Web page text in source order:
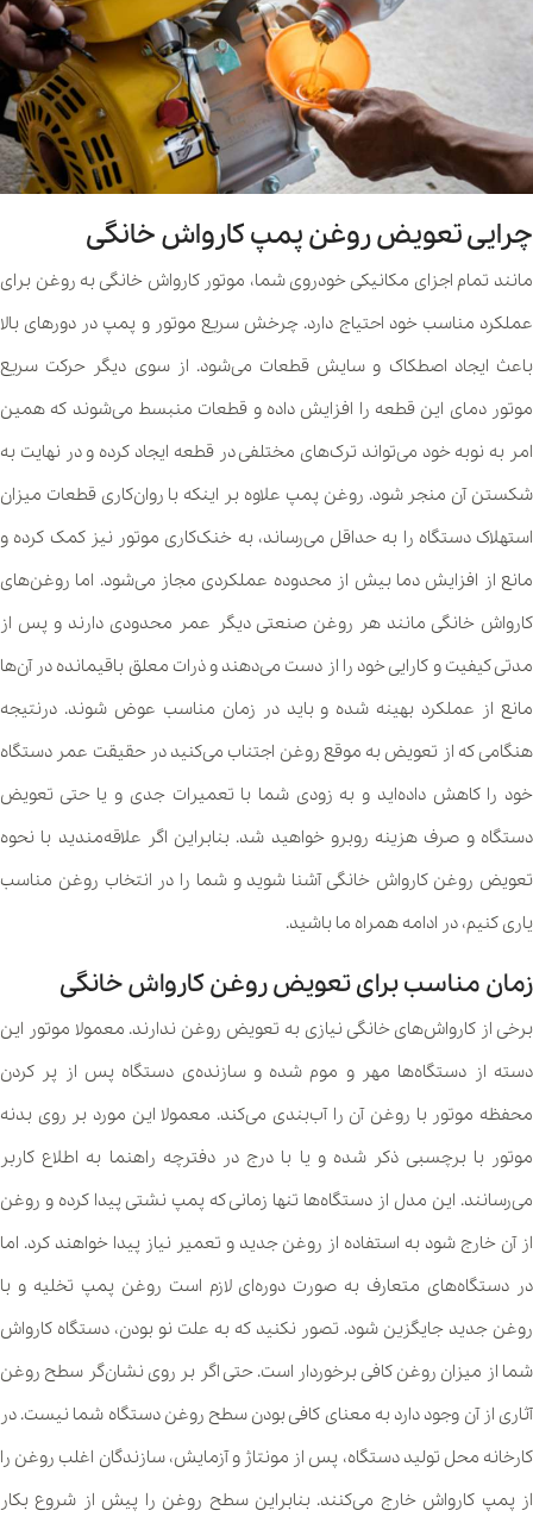
چرایی تعویض روغن پمپ کارواش خانگی
مانند تمام اجزای مکانیکی خودروی شما، موتور کارواش خانگی به روغن برای
عملکرد مناسب خود احتیاج دارد. چرخش سریع موتور و پمپ در دورهای بالا
باعث ایجاد اصطکاک و سایش قطعات می‌شود. از سوی دیگر حرکت سریع
موتور دمای این قطعه را افزایش داده و قطعات منبسط می‌شوند که همین
امر به نوبه خود می‌تواند ترک‌های مختلفی در قطعه ایجاد کرده و در نهایت به
شکستن آن منجر شود. روغن پمپ علاوه بر اینکه با روان‌کاری قطعات میزان
استهلاک دستگاه را به حداقل می‌رساند، به خنک‌کاری موتور نیز کمک کرده و
مانع از افزایش دما بیش از محدوده عملکردی مجاز می‌شود. اما روغن‌های
کارواش خانگی مانند هر روغن صنعتی دیگر عمر محدودی دارند و پس از
مدتی کیفیت و کارایی خود را از دست می‌دهند و ذرات معلق باقیمانده در آن‌ها
مانع از عملکرد بهینه شده و باید در زمان مناسب عوض شوند. درنتیجه
هنگامی که از تعویض به موقع روغن اجتناب می‌کنید در حقیقت عمر دستگاه
خود را کاهش داده‌اید و به زودی شما با تعمیرات جدی و یا حتی تعویض
دستگاه و صرف هزینه روبرو خواهید شد. بنابراین اگر علاقه‌مندید با نحوه
تعویض روغن کارواش خانگی آشنا شوید و شما را در انتخاب روغن مناسب
یاری کنیم، در ادامه همراه ما باشید.
زمان مناسب برای تعویض روغن کارواش خانگی
برخی از کارواش‌های خانگی نیازی به تعویض روغن ندارند. معمولا موتور این
دسته از دستگاه‌ها مهر و موم شده و سازنده‌ی دستگاه پس از پر کردن
محفظه موتور با روغن آن را آب‌بندی می‌کند. معمولا این مورد بر روی بدنه
موتور با برچسبی ذکر شده و یا با درج در دفترچه راهنما به اطلاع کاربر
می‌رسانند. این مدل از دستگاه‌ها تنها زمانی که پمپ نشتی پیدا کرده و روغن
از آن خارج شود به استفاده از روغن جدید و تعمیر نیاز پیدا خواهند کرد. اما
در دستگاه‌های متعارف به صورت دوره‌ای لازم است روغن پمپ تخلیه و با
روغن جدید جایگزین شود. تصور نکنید که به علت نو بودن، دستگاه کارواش
شما از میزان روغن کافی برخوردار است. حتی اگر بر روی نشان‌گر سطح روغن
آثاری از آن وجود دارد به معنای کافی بودن سطح روغن دستگاه شما نیست. در
کارخانه محل تولید دستگاه، پس از مونتاژ و آزمایش، سازندگان اغلب روغن را
از پمپ کارواش خارج می‌کنند. بنابراین سطح روغن را پیش از شروع بکار